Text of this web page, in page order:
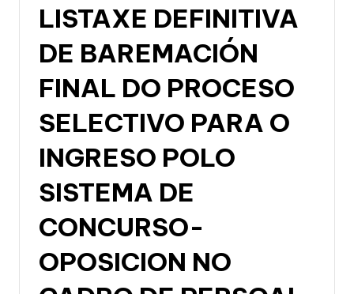
GLISTAXE DEFINITIVA
DE BAREMACIÓN
FINAL DO PROCESO
SELECTIVO PARA O
INGRESO POLO
SISTEMA DE
CONCURSO-
OPOSICION NO